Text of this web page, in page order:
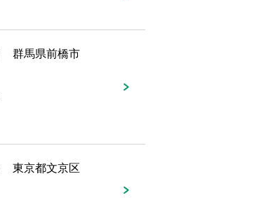
群馬県前橋市
東京都文京区